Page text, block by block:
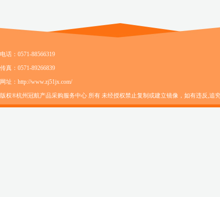
电话：0571-88566319
传真：0571-89266839
网址：http://www.zj51jx.com/
版权®杭州冠航产品采购服务中心 所有 未经授权禁止复制或建立镜像，如有违反,追